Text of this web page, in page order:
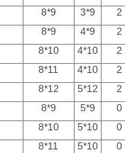
8*9 3*9 2
8*9 4*9 2
8*10 4*10 2
8*11 4*10 2
8*12 5*12 2
8*9 5*9 0
8*10 5*10 0
8*11 5*10 0